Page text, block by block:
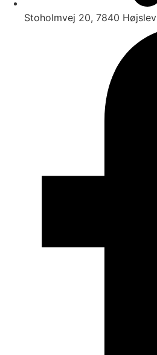
Stoholmvej 20, 7840 Højslev